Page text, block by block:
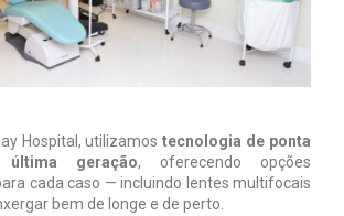
Hospital, utilizamostecnologia de ponta
geração, oferecendo opções
cada caso — incluindo lentes multifocais
bem de longe e de perto.